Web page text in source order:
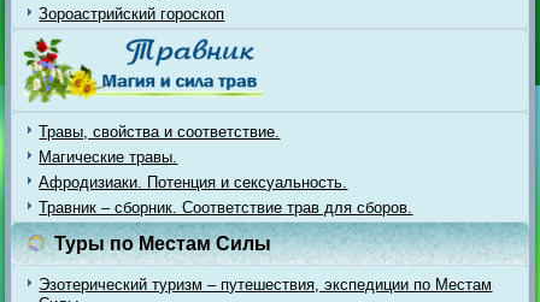
Зороастрийский гороскоп
Травы, свойства и соответствие.
Магические травы.
Афродизиаки. Потенция и сексуальность.
Травник – сборник. Соответствие трав для сборов.
Туры по Местам Силы
Эзотерический туризм – путешествия, экспедиции по Местам